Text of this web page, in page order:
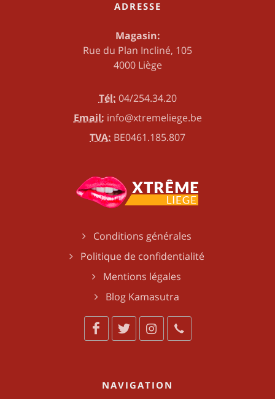
ADRESSE
Magasin:
Rue du Plan Incliné, 105
4000 Liège
Tél: 04/254.34.20
Email: info@xtremeliege.be
TVA: BE0461.185.807
Conditions générales
Politique de confidentialité
Mentions légales
Blog Kamasutra
NAVIGATION